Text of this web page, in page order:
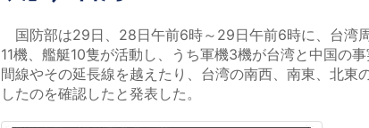
国防部は29日、28日午前6時～29日午前6時に、台湾
11機、艦艇10隻が活動し、うち軍機3機が台湾と中国の
間線やその延長線を越えたり、台湾の南西、南東、北東
したのを確認したと発表した。